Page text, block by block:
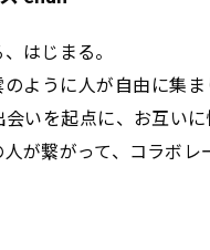
はじまる。
ように人が自由に集
会いを起点に、お互い
が繋がって、コラボレ